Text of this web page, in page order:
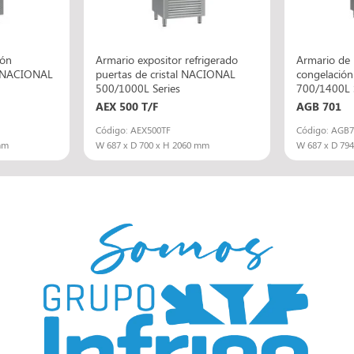
Armario expositor refrigerado
puertas de cristal NACIONAL
500/1000L Series
AEX 500 T/F
Código: AEX500TF
W 687 x D 700 x H 2060 mm
Armario de
700/1400L
AGB 701
Código:
W 687 x D